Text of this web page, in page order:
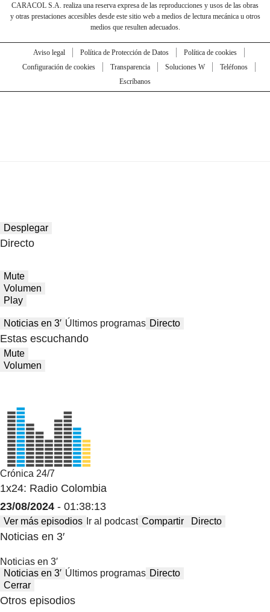
CARACOL S.A. realiza una reserva expresa de las reproducciones y usos de las obras
y otras prestaciones accesibles desde este sitio web a medios de lectura mecánica u otros
medios que resulten adecuados.
Aviso legal Política de Protección de Datos
Política de cookies
Configuración de cookies
Transparencia Soluciones W
Teléfonos
Escríbanos
Desplegar
Directo
Mute
Volumen
Play
Noticias en 3′ Últimos programas Directo
Estas escuchando
Mute
Volumen
Crónica 24/7
1x24: Radio Colombia
23/08/2024 - 01:38:13
Ver más episodios Ir al podcast Compartir Directo
Noticias en 3′
Noticias en 3′
Noticias en 3′ Últimos programas Directo
Cerrar
Otros episodios